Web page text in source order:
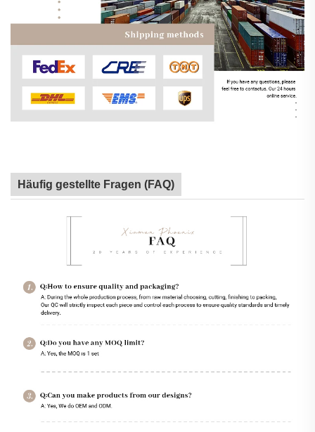
Häufig gestellte Fragen (FAQ)